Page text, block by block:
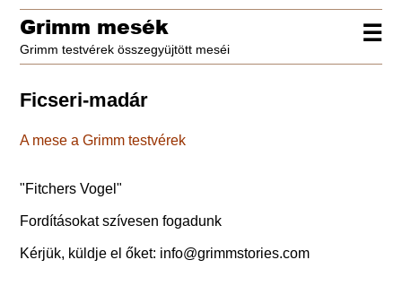
☰
Grimm mesék
Grimm testvérek összegyüjtött meséi
Ficseri-madár
A mese a Grimm testvérek
"Fitchers Vogel"
Fordításokat szívesen fogadunk
Kérjük, küldje el őket: info@grimmstories.com